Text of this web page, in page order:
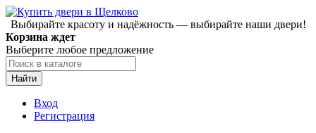
Выбирайте красоту и надёжность — выбирайте наши двери!
Корзина ждет
Выберите любое предложение
Найти
Вход
Регистрация